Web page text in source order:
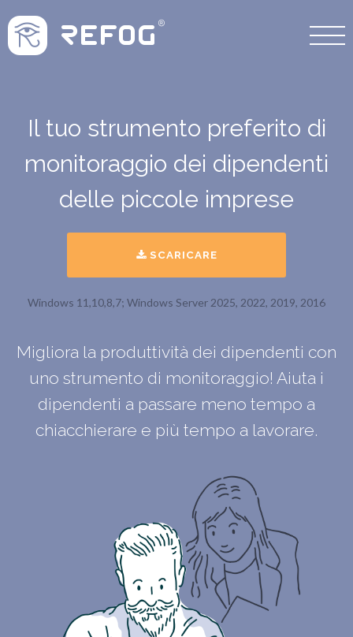
Il tuo strumento preferito di
monitoraggio dei dipendenti
delle piccole imprese
SCARICARE
Windows 11,10,8,7; Windows Server 2025, 2022, 2019, 2016
Migliora la produttività dei dipendenti con
uno strumento di monitoraggio! Aiuta i
dipendenti a passare meno tempo a
chiacchierare e più tempo a lavorare.